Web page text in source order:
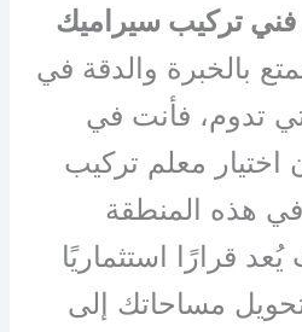
فني تركيب سيراميك
بالخبرة والدقة في
تدوم، فأنت في
اختيار معلم تركيب
هذه المنطقة
قرارًا استثماريًا
مساحاتك إلى